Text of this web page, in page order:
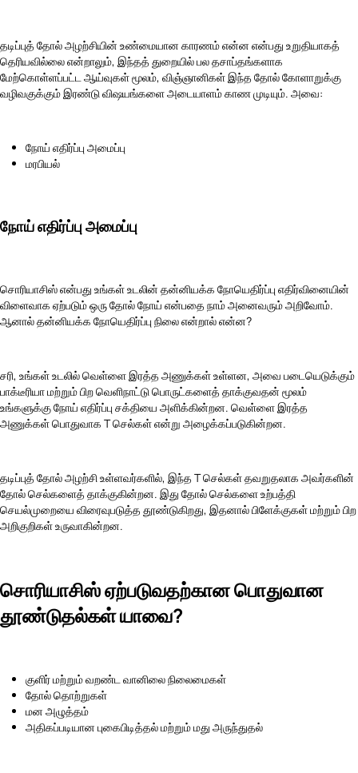
தடிப்புத் தோல் அழற்சியின் உண்மையான காரணம் என்ன என்பது உறுதியாகத்
தெரியவில்லை என்றாலும், இந்தத் துறையில் பல தசாப்தங்களாக
மேற்கொள்ளப்பட்ட ஆய்வுகள் மூலம், விஞ்ஞானிகள் இந்த தோல் கோளாறுக்கு
வழிவகுக்கும் இரண்டு விஷயங்களை அடையாளம் காண முடியும். அவை:
நோய் எதிர்ப்பு அமைப்பு
மரபியல்
நோய் எதிர்ப்பு அமைப்பு
சொரியாசிஸ் என்பது உங்கள் உடலின் தன்னியக்க நோயெதிர்ப்பு எதிர்வினையின்
விளைவாக ஏற்படும் ஒரு தோல் நோய் என்பதை நாம் அனைவரும் அறிவோம்.
ஆனால் தன்னியக்க நோயெதிர்ப்பு நிலை என்றால் என்ன?
சரி, உங்கள் உடலில் வெள்ளை இரத்த அணுக்கள் உள்ளன, அவை படையெடுக்கும்
பாக்டீரியா மற்றும் பிற வெளிநாட்டு பொருட்களைத் தாக்குவதன் மூலம்
உங்களுக்கு நோய் எதிர்ப்பு சக்தியை அளிக்கின்றன. வெள்ளை இரத்த
அணுக்கள் பொதுவாக T செல்கள் என்று அழைக்கப்படுகின்றன.
தடிப்புத் தோல் அழற்சி உள்ளவர்களில், இந்த T செல்கள் தவறுதலாக அவர்களின்
தோல் செல்களைத் தாக்குகின்றன. இது தோல் செல்களை உற்பத்தி
செயல்முறையை விரைவுபடுத்த தூண்டுகிறது, இதனால் பிளேக்குகள் மற்றும் பிற
அறிகுறிகள் உருவாகின்றன.
சொரியாசிஸ் ஏற்படுவதற்கான பொதுவான
தூண்டுதல்கள் யாவை?
குளிர் மற்றும் வறண்ட வானிலை நிலைமைகள்
தோல் தொற்றுகள்
மன அழுத்தம்
அதிகப்படியான புகைபிடித்தல் மற்றும் மது அருந்துதல்